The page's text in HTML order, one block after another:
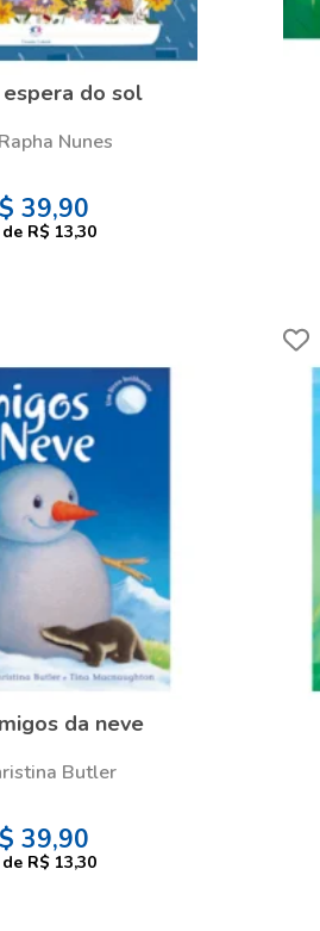
do sol
Nunes
39,90
de R$ 13,30
da neve
Butler
39,90
de R$ 13,30